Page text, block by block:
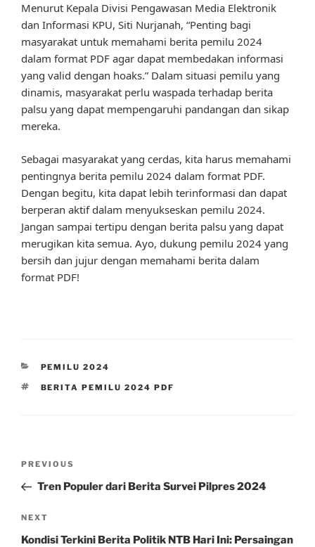
Menurut Kepala Divisi Pengawasan Media Elektronik
dan Informasi KPU, Siti Nurjanah, “Penting bagi
masyarakat untuk memahami berita pemilu 2024
dalam format PDF agar dapat membedakan informasi
yang valid dengan hoaks.” Dalam situasi pemilu yang
dinamis, masyarakat perlu waspada terhadap berita
palsu yang dapat mempengaruhi pandangan dan sikap
mereka.
Sebagai masyarakat yang cerdas, kita harus memahami
pentingnya berita pemilu 2024 dalam format PDF.
Dengan begitu, kita dapat lebih terinformasi dan dapat
berperan aktif dalam menyukseskan pemilu 2024.
Jangan sampai tertipu dengan berita palsu yang dapat
merugikan kita semua. Ayo, dukung pemilu 2024 yang
bersih dan jujur dengan memahami berita dalam
format PDF!
CATEGORIES
PEMILU 2024
TAGS
BERITA PEMILU 2024 PDF
Previous
Post
PREVIOUS
Tren Populer dari Berita Survei Pilpres 2024
Next
Post
NEXT
Kondisi Terkini Berita Politik NTB Hari Ini: Persaingan